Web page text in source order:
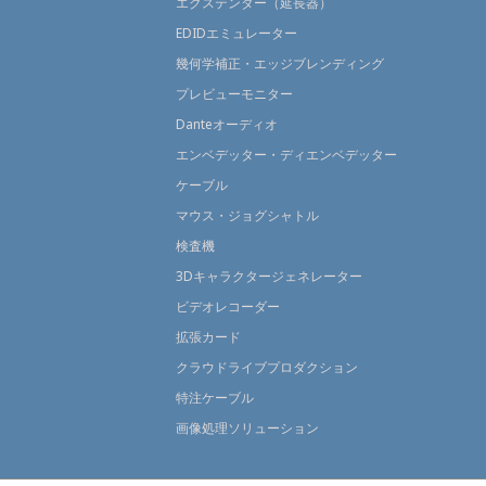
EDIDエミュレーター
幾何学補正・エッジブレンディング
プレビューモニター
Danteオーディオ
エンベデッター・ディエンベデッター
ケーブル
マウス・ジョグシャトル
検査機
3Dキャラクタージェネレーター
ビデオレコーダー
拡張カード
クラウドライブプロダクション
特注ケーブル
画像処理ソリューション